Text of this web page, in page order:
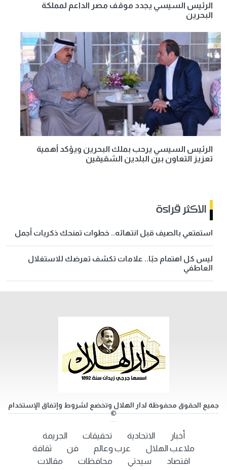
الرئيس السيسي يجدد موقف مصر الداعم لمملكة
البحرين
الرئيس السيسي يرحب بملك البحرين ويؤكد أهمية
تعزيز التعاون بين البلدين الشقيقين
الاكثر قراءة
استمتعي بالصيف قبل انتهائه.. خطوات تمنحك ذكريات أجمل
ليس كل اهتمام حبًا.. علامات تكشف تعرضك للاستغلال
العاطفي
جميع الحقوق محفوظة لدار الهلال وتخضع لشروط وإتفاق الإستخدام
©
أخبار الاتحادية تحقيقات
الجريمة
ملاعب الهلال
عرب وعالم فن
ثقافة
اقتصاد
سيدتي محافظات
مقالات